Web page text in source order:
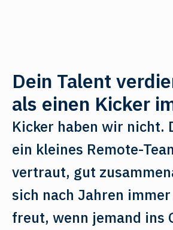
Dein Talent
als einen Kicker
Kicker haben wir nicht.
ein kleines Remote-
vertraut, gut
sich nach Jahren
freut, wenn jemand ins